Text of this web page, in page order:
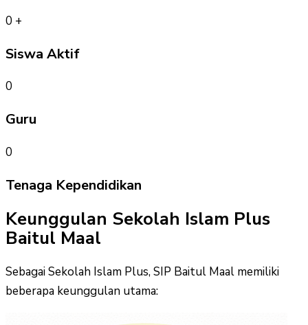
0 +
Siswa Aktif
0
Guru
0
Tenaga Kependidikan
Keunggulan Sekolah Islam Plus
Baitul Maal
Sebagai Sekolah Islam Plus, SIP Baitul Maal memiliki
beberapa keunggulan utama: